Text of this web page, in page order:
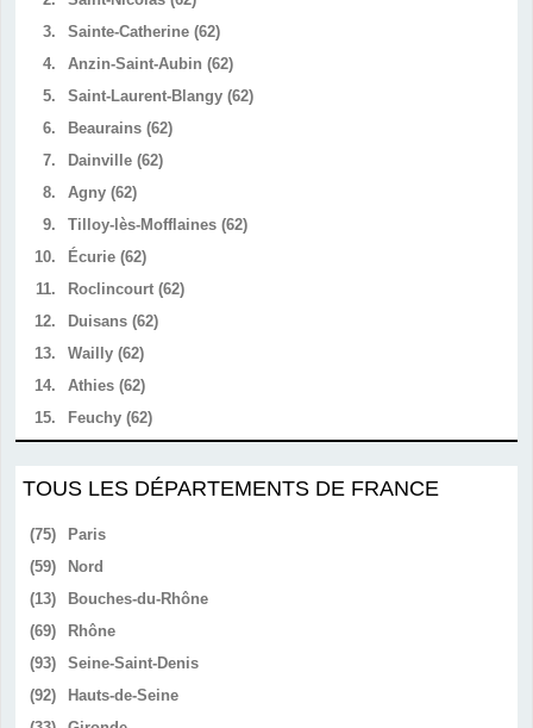
3.
Sainte-Catherine (62)
4.
Anzin-Saint-Aubin (62)
5.
Saint-Laurent-Blangy (62)
6.
Beaurains (62)
7.
Dainville (62)
8.
Agny (62)
9.
Tilloy-lès-Mofflaines (62)
10.
Écurie (62)
11.
Roclincourt (62)
12.
Duisans (62)
13.
Wailly (62)
14.
Athies (62)
15.
Feuchy (62)
TOUS LES DÉPARTEMENTS DE FRANCE
(75)
Paris
(59)
Nord
(13)
Bouches-du-Rhône
(69)
Rhône
(93)
Seine-Saint-Denis
(92)
Hauts-de-Seine